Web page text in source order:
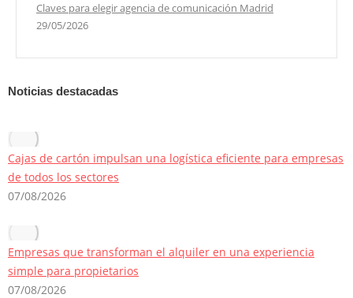
Claves para elegir agencia de comunicación Madrid
29/05/2026
Noticias destacadas
Cajas de cartón impulsan una logística eficiente para empresas
de todos los sectores
07/08/2026
Empresas que transforman el alquiler en una experiencia
simple para propietarios
07/08/2026